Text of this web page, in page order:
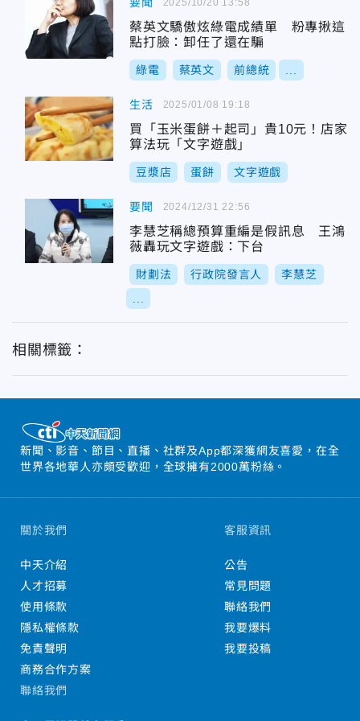
蔡英文驕傲炫綠電成績單 粉專揪這
點打臉：卸任了還在騙
綠電 蔡英文 前總統
生活
買「玉米蛋餅＋起司」貴10元！店家
算法玩「文字遊戲」
豆漿店 蛋餅 文字遊戲
2025/01/08 19:18
要聞
李慧芝稱總預算重編是假訊息 王鴻
薇轟玩文字遊戲：下台
財劃法 行政院發言人 李慧芝
2024/12/31 22:56
相關標籤：
新聞、影音、節目、直播、社群及App都深獲網友喜愛，在全
世界各地華人亦頗受歡迎，全球擁有2000萬粉絲。
關於我們
中天介紹
人才招募
使用條款
隱私權條款
免責聲明
商務合作方案
客服資訊
公告
常見問題
聯絡我們
我要爆料
我要投稿
聯絡我們